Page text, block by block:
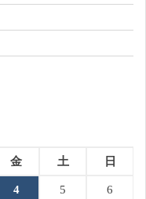
金 土 日
4 5 6